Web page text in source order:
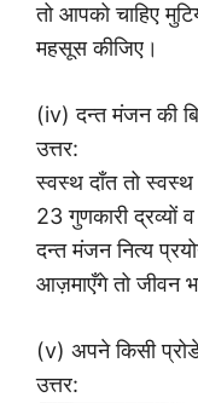
तो आपको चाहिए
महसूस कीजिए।
(iv) दन्त मंजन की
उत्तर:
स्वस्थ दाँत तो स्वस्थ
23 गुणकारी द्रव्यों
दन्त मंजन नित्य
आज़माएँगे तो जीवन
(v) अपने किसी
उत्तर: